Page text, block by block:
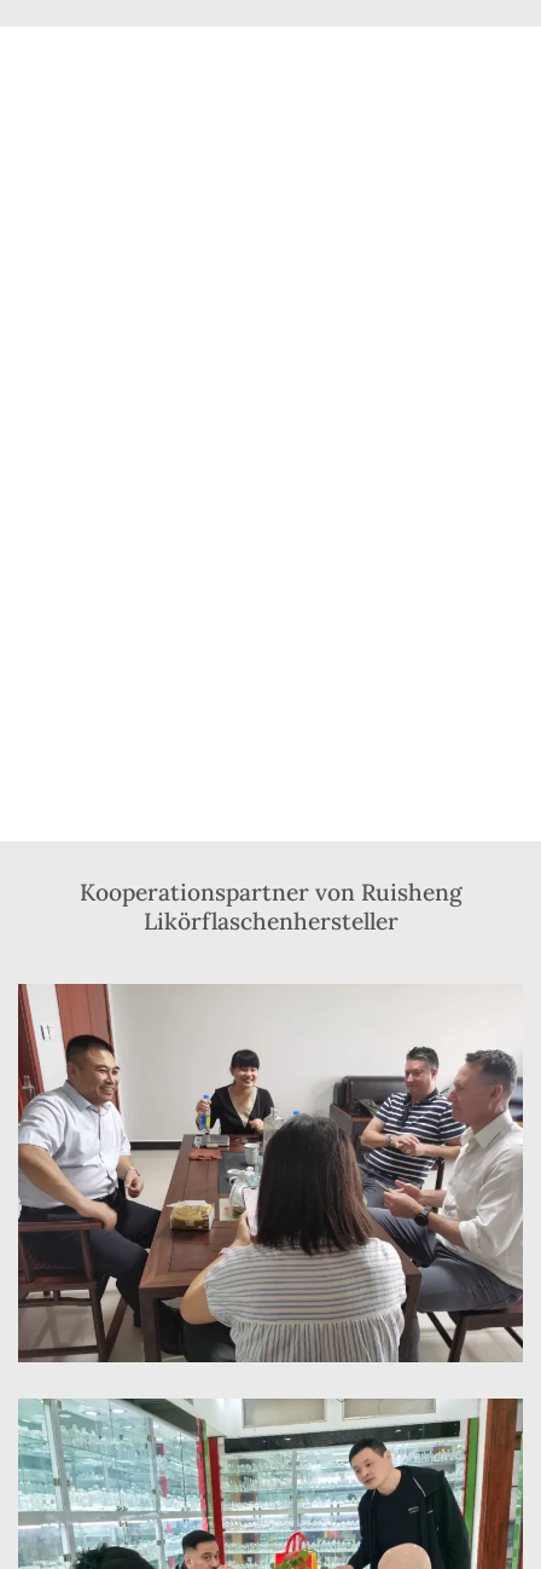
Kooperationspartner von Ruisheng
Likörflaschenhersteller